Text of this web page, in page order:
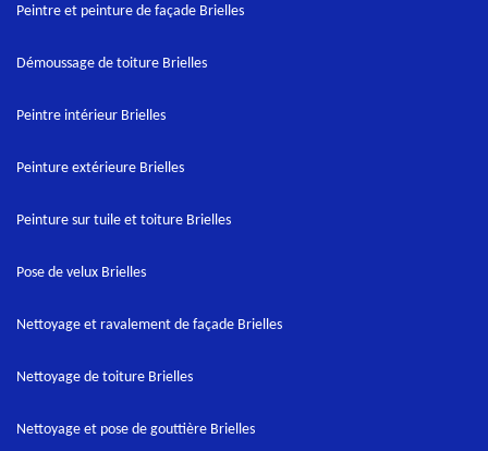
Peintre et peinture de façade Brielles
Démoussage de toiture Brielles
Peintre intérieur Brielles
Peinture extérieure Brielles
Peinture sur tuile et toiture Brielles
Pose de velux Brielles
Nettoyage et ravalement de façade Brielles
Nettoyage de toiture Brielles
Nettoyage et pose de gouttière Brielles